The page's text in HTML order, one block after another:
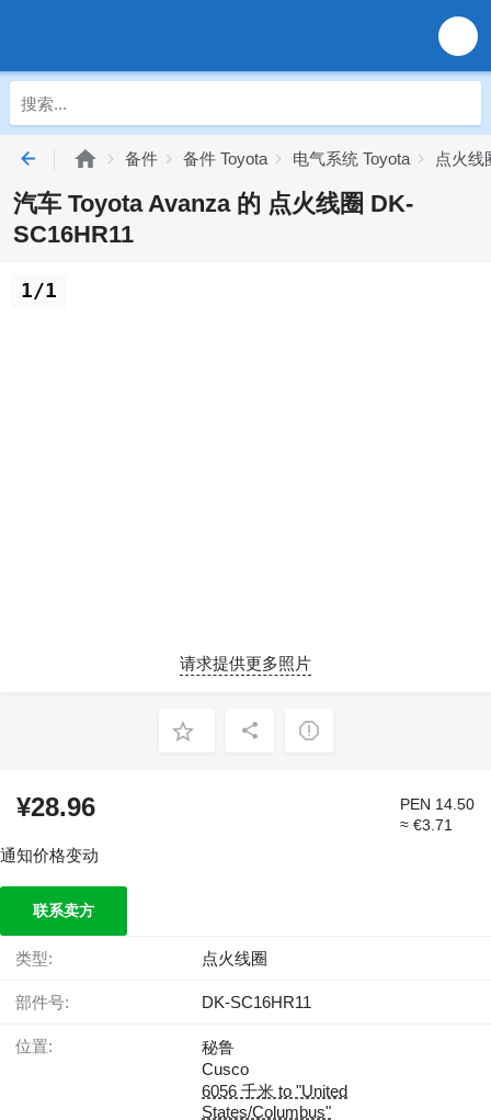
备件 备件 Toyota 电气系统 Toyota 点火线
汽车 Toyota Avanza 的 点火线圈 DK-
SC16HR11
1/1
请求提供更多照片
¥28.96
PEN 14.50
≈ €3.71
通知价格变动
联系卖方
类型: 点火线圈
部件号: DK-SC16HR11
位置:
秘鲁
Cusco
6056 千米 to "United
States/Columbus"